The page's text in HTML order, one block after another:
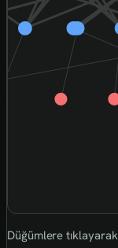
Düğümlere